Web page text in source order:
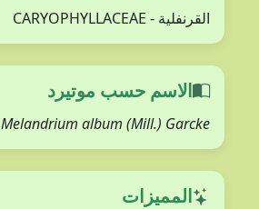
القرنفلية - CARYOPHYLLACEAE
الاسم حسب موتيرد
Melandrium album (Mill.) Garcke.
المميزات